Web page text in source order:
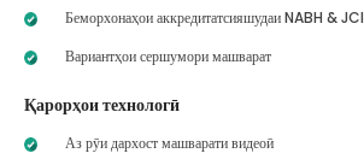
Беморхонаҳои аккредитатсияшудаи NABH & JCI
Вариантҳои сершумори машварат
Қарорҳои технологӣ
Аз рӯи дархост машварати видеоӣ